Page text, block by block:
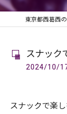
スナック
2024/10/
スナックで楽